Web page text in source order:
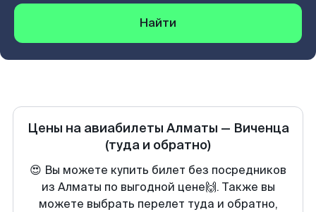
Найти
Цены на авиабилеты Алматы — Виченца
(туда и обратно)
😍 Вы можете купить билет без посредников
из Алматы по выгодной цене🙌. Также вы
можете выбрать перелет туда и обратно,